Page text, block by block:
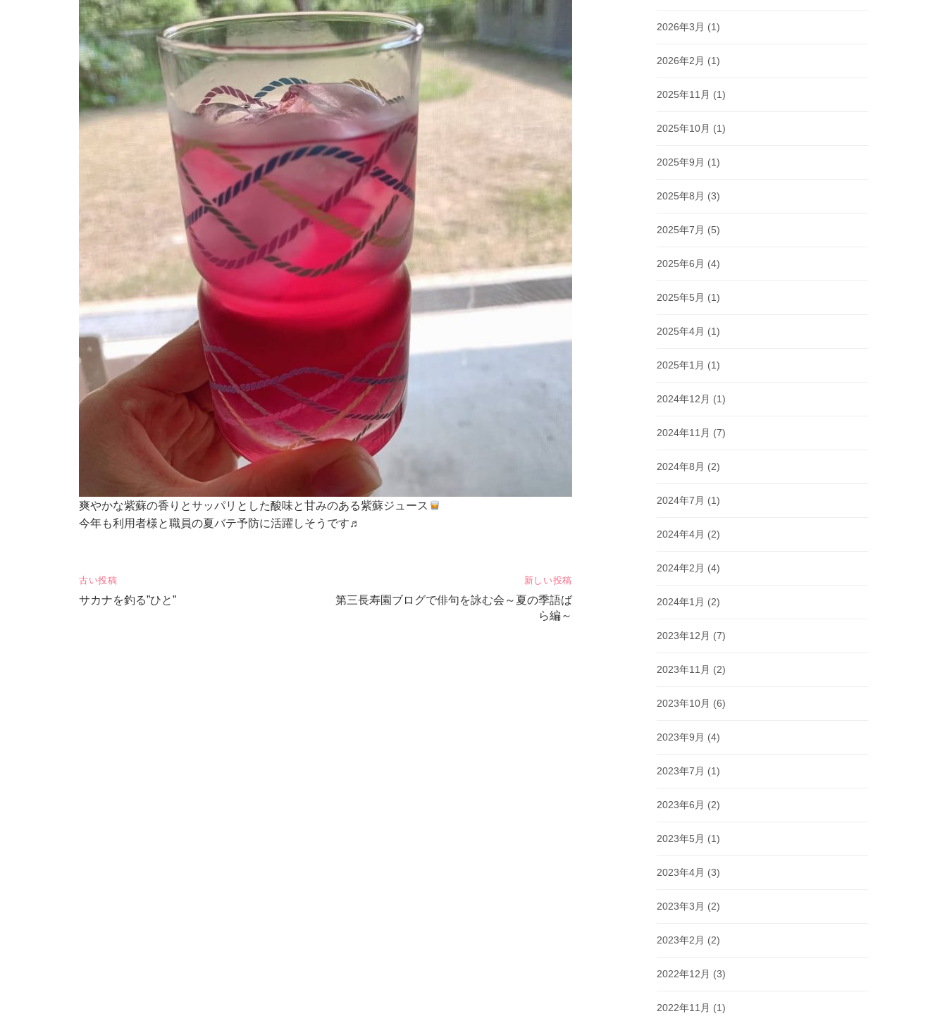
爽やかな紫蘇の香りとサッパリとした酸味と甘みのある紫蘇ジュース
今年も利用者様と職員の夏バテ予防に活躍しそうです♬
投
稿
古い投稿
サカナを釣る”ひと”
新しい投稿
第三長寿園ブログで俳句を詠む会～夏の季語ば
ら編～
2026年3月 (1)
2026年2月 (1)
2025年11月 (1)
2025年10月 (1)
2025年9月 (1)
2025年8月 (3)
2025年7月 (5)
2025年6月 (4)
2025年5月 (1)
2025年4月 (1)
2025年1月 (1)
2024年12月 (1)
2024年11月 (7)
2024年8月 (2)
2024年7月 (1)
2024年4月 (2)
2024年2月 (4)
2024年1月 (2)
2023年12月 (7)
2023年11月 (2)
2023年10月 (6)
2023年9月 (4)
2023年7月 (1)
2023年6月 (2)
2023年5月 (1)
2023年4月 (3)
2023年3月 (2)
2023年2月 (2)
2022年12月 (3)
2022年11月 (1)